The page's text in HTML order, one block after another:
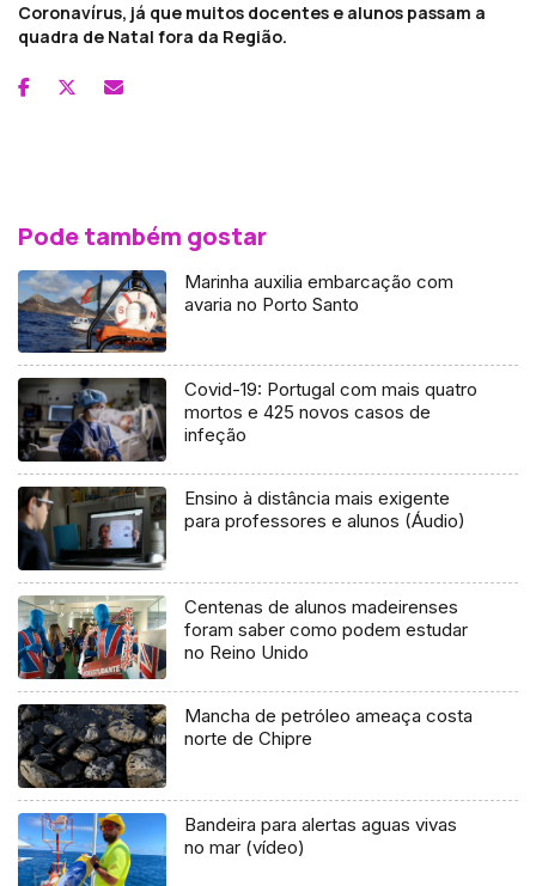
Coronavírus, já que muitos docentes e alunos passam a
quadra de Natal fora da Região.
Pode também gostar
Marinha auxilia embarcação com
avaria no Porto Santo
Covid-19: Portugal com mais quatro
mortos e 425 novos casos de
infeção
Ensino à distância mais exigente
para professores e alunos (Áudio)
Centenas de alunos madeirenses
foram saber como podem estudar
no Reino Unido
Mancha de petróleo ameaça costa
norte de Chipre
Bandeira para alertas aguas vivas
no mar (vídeo)